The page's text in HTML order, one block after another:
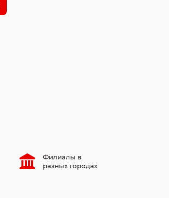
Филиалы в
разных городах